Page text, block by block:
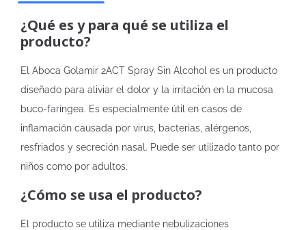
¿Qué es y para qué se utiliza el
producto?
El Aboca Golamir 2ACT Spray Sin Alcohol es un producto
diseñado para aliviar el dolor y la irritación en la mucosa
buco-faríngea. Es especialmente útil en casos de
inflamación causada por virus, bacterias, alérgenos,
resfriados y secreción nasal. Puede ser utilizado tanto por
niños como por adultos.
¿Cómo se usa el producto?
El producto se utiliza mediante nebulizaciones